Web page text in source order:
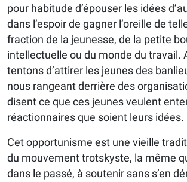
pour habitude d’épouser les idées
dans l’espoir de gagner l’oreille de
fraction de la jeunesse, de la petite
intellectuelle ou du monde du travail.
tentons d’attirer les jeunes des
nous rangeant derrière des
disent ce que ces jeunes veulent
réactionnaires que soient leurs idées.
Cet opportunisme est une vieille
du mouvement trotskyste, la même
dans le passé, à soutenir sans s’en